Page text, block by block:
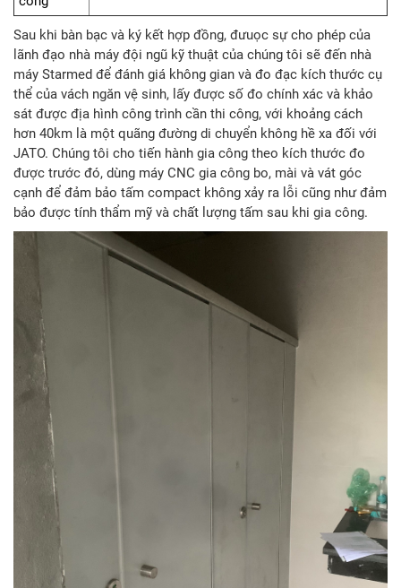
Sau khi bàn bạc và ký kết hợp đồng, đưuọc sự cho phép của
lãnh đạo nhà máy đội ngũ kỹ thuật của chúng tôi sẽ đến nhà
máy Starmed để đánh giá không gian và đo đạc kích thước cụ
thể của vách ngăn vệ sinh, lấy được số đo chính xác và khảo
sát được địa hình công trình cần thi công, với khoảng cách
hơn 40km là một quãng đường di chuyển không hề xa đối với
JATO. Chúng tôi cho tiến hành gia công theo kích thước đo
được trước đó, dùng máy CNC gia công bo, mài và vát góc
cạnh để đảm bảo tấm compact không xảy ra lỗi cũng như đảm
bảo được tính thẩm mỹ và chất lượng tấm sau khi gia công.